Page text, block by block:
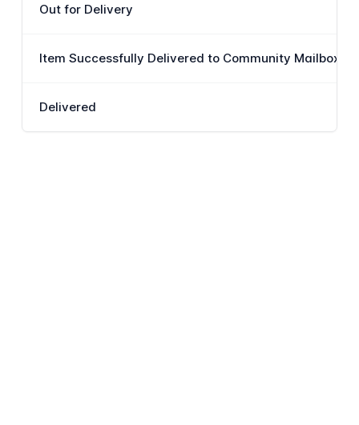
Out for Delivery
Item Successfully Delivered to Community Mailbox or
Delivered